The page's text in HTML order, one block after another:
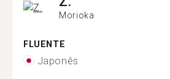
Morioka
FLUENTE
Japonês